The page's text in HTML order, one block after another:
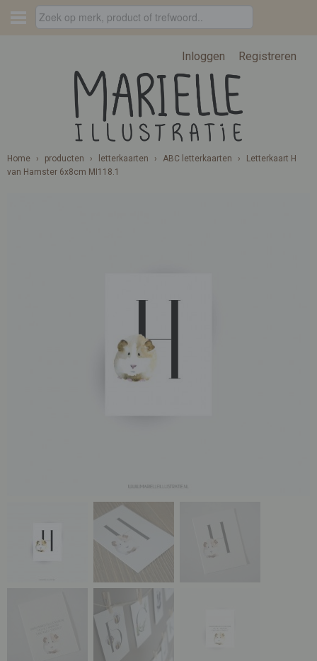
Inloggen Registreren
Home › producten › letterkaarten › ABC letterkaarten ›
Letterkaart H
van Hamster 6x8cm MI118.1